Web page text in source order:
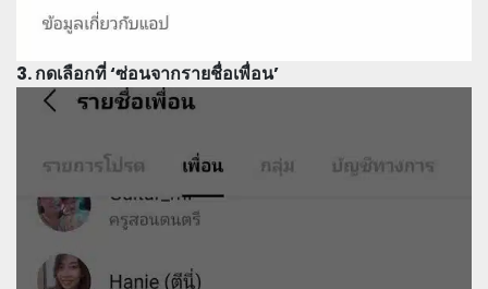
3. กดเลือกที่ ‘ซ่อนจากรายชื่อเพื่อน’